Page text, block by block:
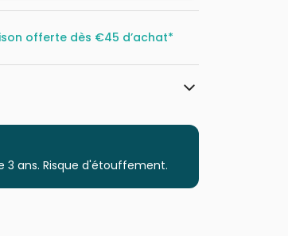
offerte dès €45 d’achat*
pour Adultes (500 à 48.000
3 ans. Risque d'étouffement.